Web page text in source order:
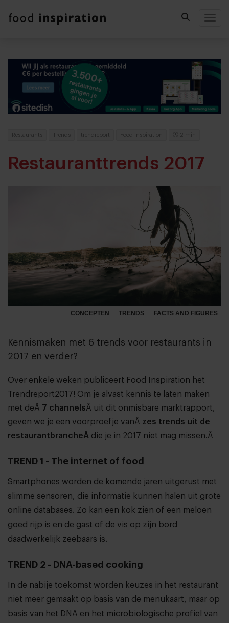
Restaurants Trends trendreport Food Inspiration 2 min
Restauranttrends 2017
CONCEPTEN TRENDS FACTS AND FIGURES
Kennismaken met 6 trends voor restaurants in
2017 en verder?
Over enkele weken publiceert Food Inspiration het
Trendreport2017! Om je alvast kennis te laten maken
met deÂ 7 channelsÂ uit dit onmisbare marktrapport,
geven we je een voorproefje vanÂ zes trends uit de
restaurantbrancheÂ die je in 2017 niet mag missen.Â
TREND 1 - The internet of food
Smartphones worden de komende jaren uitgerust met
slimme sensoren, die informatie kunnen halen uit grote
online databases. Zo kan een kok zien of een meloen
goed rijp is en de gast of de vis op zijn bord
daadwerkelijk zeebaars is.
TREND 2 - DNA-based cooking
In de nabije toekomst worden keuzes in het restaurant
niet meer gemaakt op basis van de menukaart, maar op
basis van het DNA en het microbiologische profiel van